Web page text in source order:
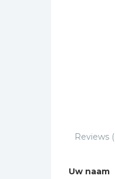
Reviews
Uw naam